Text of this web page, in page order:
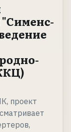
"Сименс-
проект